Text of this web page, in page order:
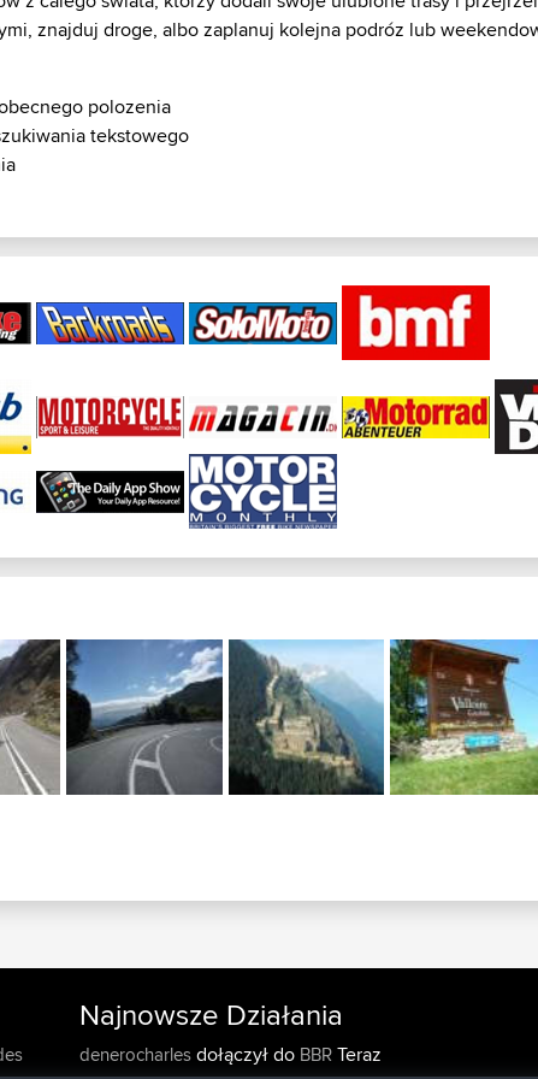
znajduj droge, albo zaplanuj kolejna podróz lub
polozenia
tekstowego
Najnowsze Działania
denerocharlesdołączył do BBRTeraz